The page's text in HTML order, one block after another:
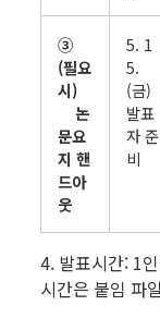
③
(필요
시)
논
문요
지 핸
드아
웃
5. 1
5.
(금)
발표
자 준
비
4. 발표시간: 1
시간은 붙임 파